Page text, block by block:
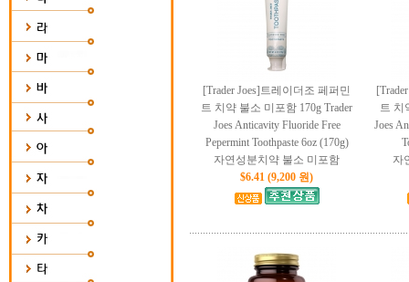
[Trader Joes]트레이더조 페퍼민
트 치약 불소 미포함 170g Trader
Joes Anticavity Fluoride Free
Pepermint Toothpaste 6oz (170g)
자연성분치약 불소 미포함
$6.41 (9,200 원)
트 치
Joes
자